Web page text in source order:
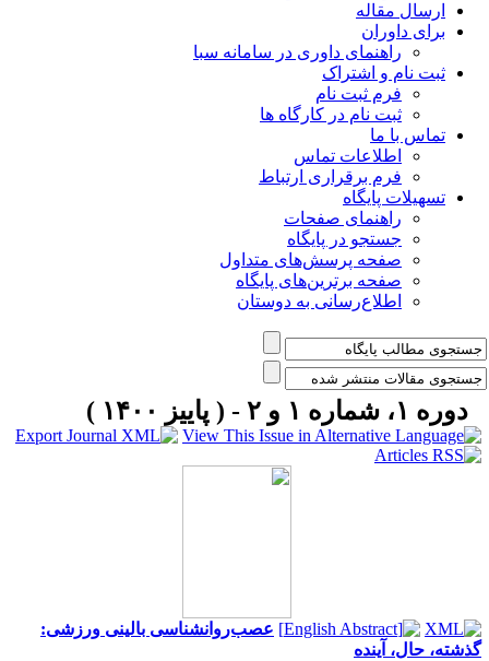
ارسال مقاله
برای داوران
راهنمای داوری در سامانه سبا
ثبت نام و اشتراک
فرم ثبت نام
ثبت نام در کارگاه ها
تماس با ما
اطلاعات تماس
فرم برقراری ارتباط
تسهیلات پایگاه
راهنمای صفحات
جستجو در پایگاه
صفحه پرسش‌های متداول
صفحه برترین‌های پایگاه
اطلاع‌رسانی به دوستان
دوره ۱، شماره ۱ و ۲ - ( پاییز ۱۴۰۰ )
عصب‌روانشناسی بالینی ورزشی:
حال، آینده